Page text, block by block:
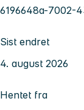
6196648a-7002-
Sist endret
4. august 2026
Hentet fra